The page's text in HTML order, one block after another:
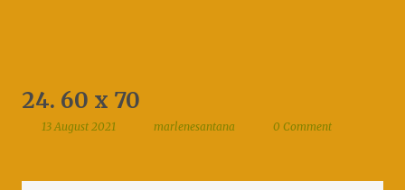
24. 60 x 70
13 August 2021 marlenesantana 0 Comment